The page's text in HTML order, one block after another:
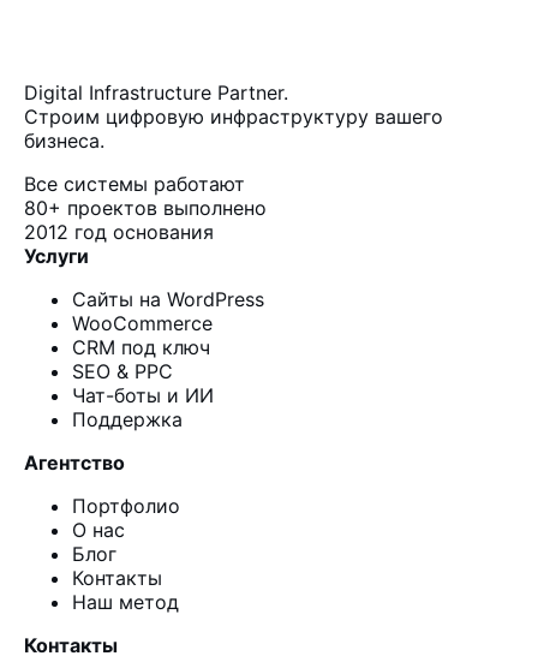
Digital Infrastructure Partner.
Строим цифровую инфраструктуру вашего
бизнеса.
Все системы работают
80+ проектов выполнено
2012 год основания
Услуги
Сайты на WordPress
WooCommerce
CRM под ключ
SEO & PPC
Чат-боты и ИИ
Поддержка
Агентство
Портфолио
О нас
Блог
Контакты
Наш метод
Контакты